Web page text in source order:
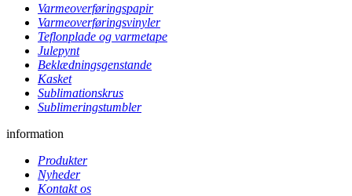
Varmeoverføringspapir
Varmeoverføringsvinyler
Teflonplade og varmetape
Julepynt
Beklædningsgenstande
Kasket
Sublimationskrus
Sublimeringstumbler
information
Produkter
Nyheder
Kontakt os